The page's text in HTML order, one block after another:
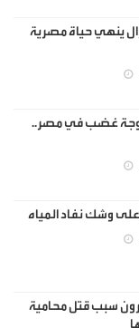
ينهي حياة مصرية
موجة غضب في مصر..
على وشك نفاد المياه
سبب قتل محامية